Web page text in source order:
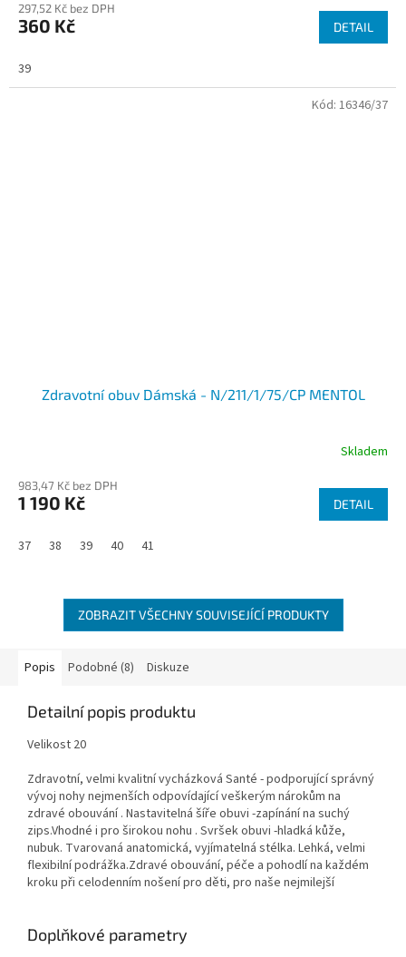
297,52 Kč bez DPH
360 Kč DETAIL
39
Zdravotní obuv Dámská - N/211/1/75/CP MENTOL
Skladem
983,47 Kč bez DPH
1 190 Kč DETAIL
37 38 39 40 41
Kód: 16346/37
ZOBRAZIT VŠECHNY SOUVISEJÍCÍ PRODUKTY
Popis Podobné (8) Diskuze
Detailní popis produktu
Velikost 20
Zdravotní, velmi kvalitní vycházková Santé - podporující správný
vývoj nohy nejmenších odpovídající veškerým nárokům na
zdravé obouvání . Nastavitelná šíře obuvi -zapínání na suchý
zips.Vhodné i pro širokou nohu . Svršek obuvi -hladká kůže,
nubuk. Tvarovaná anatomická, vyjímatelná stélka. Lehká, velmi
flexibilní podrážka.Zdravé obouvání, péče a pohodlí na každém
kroku při celodenním nošení pro děti, pro naše nejmilejší
Doplňkové parametry